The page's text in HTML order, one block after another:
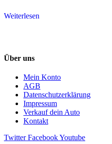
Weiterlesen
Über uns
Mein Konto
AGB
Datenschutzerklärung
Impressum
Verkauf dein Auto
Kontakt
Twitter FacebookYoutube